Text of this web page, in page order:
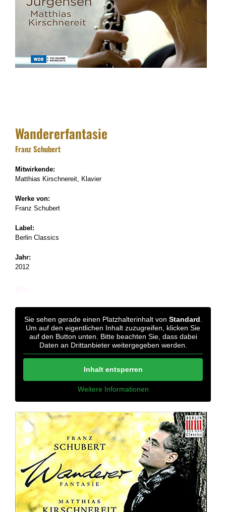
Wandererfantasie
Franz Schubert
Mitwirkende:
Matthias Kirschnereit, Klavier
Werke von:
Franz Schubert
Label:
Berlin Classics
Jahr:
2012
Sie sehen gerade einen Platzhalterinhalt von Standard
Um auf den eigentlichen Inhalt zuzugreifen, klicken Sie
auf den Button unten. Bitte beachten Sie, dass dabei
Daten an Drittanbieter weitergegeben werden.
Inhalt entsperren
Weitere Informationen